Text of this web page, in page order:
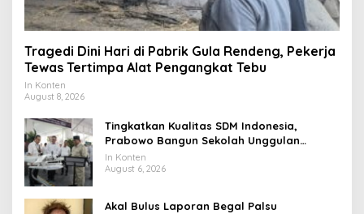
Tragedi Dini Hari di Pabrik Gula Rendeng, Pekerja
Tewas Tertimpa Alat Pengangkat Tebu
In Konten
August 8, 2026
Tingkatkan Kualitas SDM Indonesia,
Prabowo Bangun Sekolah Unggulan
hingga Undang Universitas Terbaik Dunia
In Konten
August 6, 2026
Akal Bulus Laporan Begal Palsu